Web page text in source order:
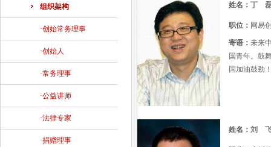
组织架构
·创始常务理事
·创始人
·常务理事
·公益讲师
·法律专家
·捐赠理事
姓名： 丁
职位： 网易
寄语： 未来
国青年。鼓
国加油鼓劲
姓名： 刘